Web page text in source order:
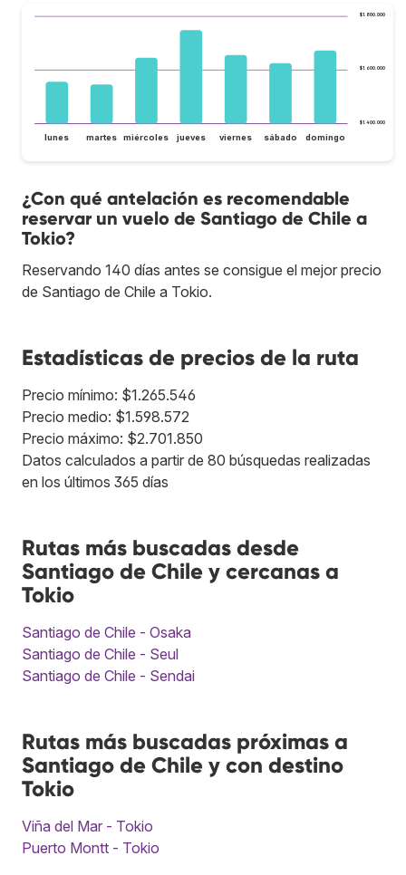
$1.400.000
$1.600.000
$1.800.000
lunes martes miércoles jueves viernes sábado domingo
¿Con qué antelación es recomendable
reservar un vuelo de Santiago de Chile a
Tokio?
Reservando 140 días antes se consigue el mejor precio
de Santiago de Chile a Tokio.
Estadísticas de precios de la ruta
Precio mínimo: $1.265.546
Precio medio: $1.598.572
Precio máximo: $2.701.850
Datos calculados a partir de 80 búsquedas realizadas
en los últimos 365 días
Rutas más buscadas desde
Santiago de Chile y cercanas a
Tokio
Santiago de Chile - Osaka
Santiago de Chile - Seul
Santiago de Chile - Sendai
Rutas más buscadas próximas a
Santiago de Chile y con destino
Tokio
Viña del Mar - Tokio
Puerto Montt - Tokio